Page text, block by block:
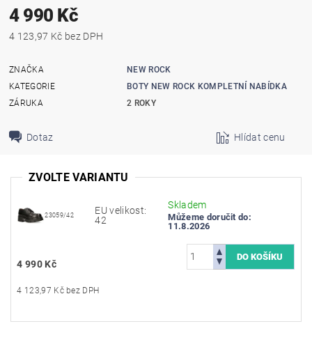
4 990 Kč
4 123,97 Kč bez DPH
ZNAČKA
NEW ROCK
KATEGORIE
BOTY NEW ROCK KOMPLETNÍ NABÍDKA
ZÁRUKA
2 ROKY
Dotaz Hlídat cenu
ZVOLTE VARIANTU
23059/42
EU velikost:
42
Skladem
Můžeme doručit do:
11.8.2026
4 990 Kč
4 123,97 Kč bez DPH